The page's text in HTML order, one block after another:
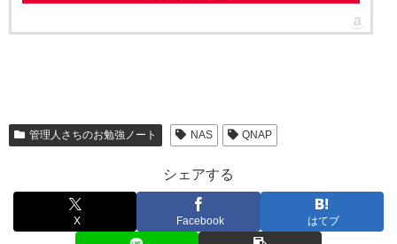
管理人さちのお勉強ノート NAS QNAP
シェアする
X Facebook はてブ